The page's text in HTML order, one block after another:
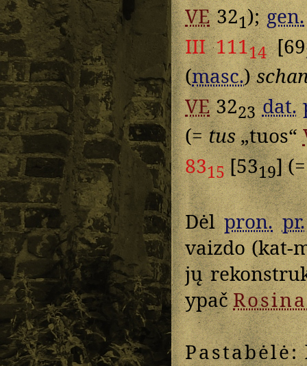
VE321);gen.
III 11114[69
(masc.)
VE3223 dat.
(=tus„tuos“
8315[5319]
Dėlpron. pr.
vaizdo (kat-
jų
ypač
Pastabėlė: